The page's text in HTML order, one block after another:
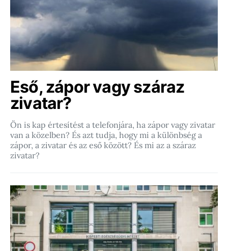
Eső, zápor vagy száraz
zivatar?
Ön is kap értesítést a telefonjára, ha zápor vagy zivatar
van a közelben? És azt tudja, hogy mi a különbség a
zápor, a zivatar és az eső között? És mi az a száraz
zivatar?